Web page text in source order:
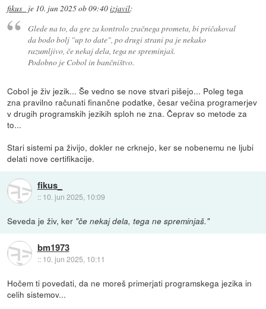
fikus_ je 10. jun 2025 ob 09:40izjavil:
Glede na to, da gre za kontrolo zračnega prometa, bi pričakoval
da bodo bolj "up to date", po drugi strani pa je nekako
razumljivo, če nekaj dela, tega ne spreminjaš.
Podobno je Cobol in bančništvo.
Cobol je živ jezik... Še vedno se nove stvari pišejo... Poleg tega
zna pravilno računati finančne podatke, česar večina programerjev
v drugih programskih jezikih sploh ne zna. Čeprav so metode za
to...
Stari sistemi pa živijo, dokler ne crknejo, ker se nobenemu ne ljubi
delati nove certifikacije.
fikus_
:: 10. jun 2025, 10:09
Seveda je živ, ker "če nekaj dela, tega ne spreminjaš."
bm1973
:: 10. jun 2025, 10:11
Hočem ti povedati, da ne moreš primerjati programskega jezika in
celih sistemov...